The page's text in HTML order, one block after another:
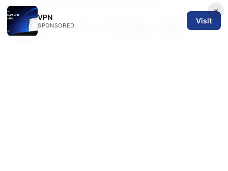
合新手與進階使用者的實用解決方案
Q8: 我可以同时在手机和电脑上使用同一账
×
VPN
SPONSORED
Visit